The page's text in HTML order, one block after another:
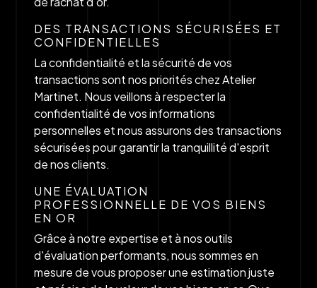
DES TRANSACTIONS SÉCURISÉES ET
CONFIDENTIELLES
La confidentialité et la sécurité de vos
transactions sont nos priorités chez Atelier
Martinet. Nous veillons à respecter la
confidentialité de vos informations
personnelles et nous assurons des transactions
sécurisées pour garantir la tranquillité d'esprit
de nos clients.
UNE ÉVALUATION
PROFESSIONNELLE DE VOS BIENS
EN OR
Grâce à notre expertise et à nos outils
d'évaluation performants, nous sommes en
mesure de vous proposer une estimation juste